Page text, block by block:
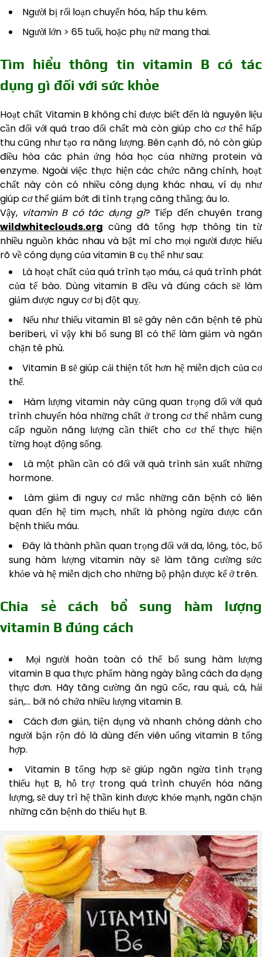
Người bị rối loạn chuyển hóa, hấp thu kém.
Người lớn > 65 tuổi, hoặc phụ nữ mang thai.
Tìm hiểu thông tin vitamin B có tác
dụng gì đối với sức khỏe
Hoạt chất Vitamin B không chỉ được biết đến là nguyên liệu
cần đối với quá trao đổi chất mà còn giúp cho cơ thể hấp
thu cũng như tạo ra năng lượng. Bên cạnh đó, nó còn giúp
điều hòa các phản ứng hóa học của những protein và
enzyme. Ngoài việc thực hiện các chức năng chính, hoạt
chất này còn có nhiều công dụng khác nhau, ví dụ như
giúp cơ thể giảm bớt đi tình trạng căng thẳng; âu lo.
Vậy, vitamin B có tác dụng gì? Tiếp đến chuyên trang
wildwhiteclouds.org cũng đã tổng hợp thông tin từ
nhiều nguồn khác nhau và bật mí cho mọi người được hiểu
rõ về công dụng của vitamin B cụ thể như sau:
Là hoạt chất của quá trình tạo máu, cả quá trình phát
của tế bào. Dùng vitamin B đều và đúng cách sẽ làm
giảm được nguy cơ bị đột quỵ.
Nếu như thiếu vitamin B1 sẽ gây nên căn bệnh tê phù
beriberi, vì vậy khi bổ sung B1 có thể làm giảm và ngăn
chặn tê phù.
Vitamin B sẽ giúp cải thiện tốt hơn hệ miễn dịch của cơ
thể.
Hàm lượng vitamin này cũng quan trọng đối với quá
trình chuyển hóa những chất ở trong cơ thể nhằm cung
cấp nguồn năng lượng cần thiết cho cơ thể thực hiện
từng hoạt động sống.
Là một phần cần có đối với quá trình sản xuất những
hormone.
Làm giảm đi nguy cơ mắc những căn bệnh có liên
quan đến hệ tim mạch, nhất là phòng ngừa được căn
bệnh thiếu máu.
Đây là thành phần quan trọng đối với da, lông, tóc, bổ
sung hàm lượng vitamin này sẽ làm tăng cường sức
khỏe và hệ miễn dịch cho những bộ phận được kể ở trên.
Chia sẻ cách bổ sung hàm lượng
vitamin B đúng cách
Mọi người hoàn toàn có thể bổ sung hàm lượng
vitamin B qua thực phẩm hàng ngày bằng cách đa dạng
thực đơn. Hãy tăng cường ăn ngũ cốc, rau quả, cá, hải
sản,… bởi nó chứa nhiều lượng vitamin B.
Cách đơn giản, tiện dụng và nhanh chóng dành cho
người bận rộn đó là dùng đến viên uống vitamin B tổng
hợp.
Vitamin B tổng hợp sẽ giúp ngăn ngừa tình trạng
thiếu hụt B, hỗ trợ trong quá trình chuyển hóa năng
lượng, sẽ duy trì hệ thần kinh được khỏe mạnh, ngăn chặn
những căn bệnh do thiếu hụt B.